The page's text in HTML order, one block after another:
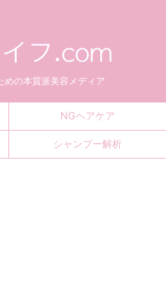
めの本質派美容メディア
NGヘアケア
シャンプー解析